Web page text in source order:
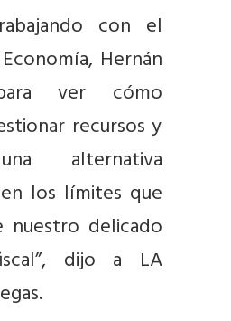
con el
Hernán
ver cómo
recursos y
alternativa
los límites que
nuestro delicado
dijo a LA